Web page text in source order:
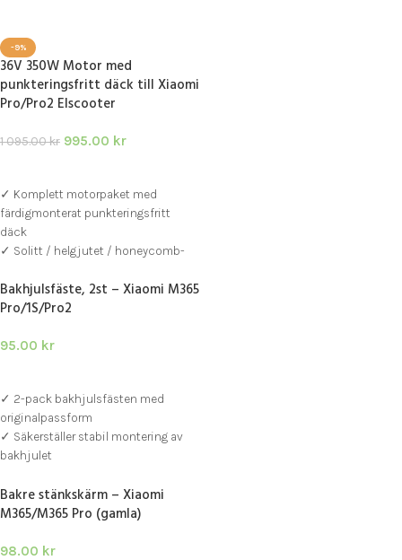
-9%
36V 350W Motor med
punkteringsfritt däck till Xiaomi
Pro/Pro2 Elscooter
1 095.00kr 995.00 kr
✓ Komplett motorpaket med
färdigmonterat punkteringsfritt
däck
✓ Solitt / helgjutet / honeycomb-
bekymmersfritt
✓ 350W motor – stark, tyst och
✓ Passar Xiaomi Pro, Pro 2, M365, 1S
Bakhjulsfäste, 2st – Xiaomi M365
Pro/1S/Pro2
95.00 kr
✓ 2-pack bakhjulsfästen med
originalpassform
✓ Säkerställer stabil montering av
bakhjulet
Pro och Pro 2
Bakre stänkskärm – Xiaomi
M365/M365 Pro (gamla)
98.00 kr